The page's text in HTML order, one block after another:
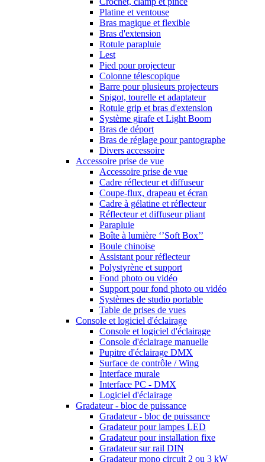
Platine et ventouse
Bras magique et flexible
Bras d'extension
Rotule parapluie
Lest
Pied pour projecteur
Colonne télescopique
Barre pour plusieurs projecteurs
Spigot, tourelle et adaptateur
Rotule grip et bras d'extension
Système girafe et Light Boom
Bras de déport
Bras de réglage pour pantographe
Divers accessoire
Accessoire prise de vue
Accessoire prise de vue
Cadre réflecteur et diffuseur
Coupe-flux, drapeau et écran
Cadre à gélatine et réflecteur
Réflecteur et diffuseur pliant
Parapluie
Boîte à lumière ‘’Soft Box’’
Boule chinoise
Assistant pour réflecteur
Polystyrène et support
Fond photo ou vidéo
Support pour fond photo ou vidéo
Systèmes de studio portable
Table de prises de vues
Console et logiciel d'éclairage
Console et logiciel d'éclairage
Console d'éclairage manuelle
Pupitre d'éclairage DMX
Surface de contrôle / Wing
Interface murale
Interface PC - DMX
Logiciel d'éclairage
Gradateur - bloc de puissance
Gradateur - bloc de puissance
Gradateur pour lampes LED
Gradateur pour installation fixe
Gradateur sur rail DIN
Gradateur mono circuit 2 ou 3 kW